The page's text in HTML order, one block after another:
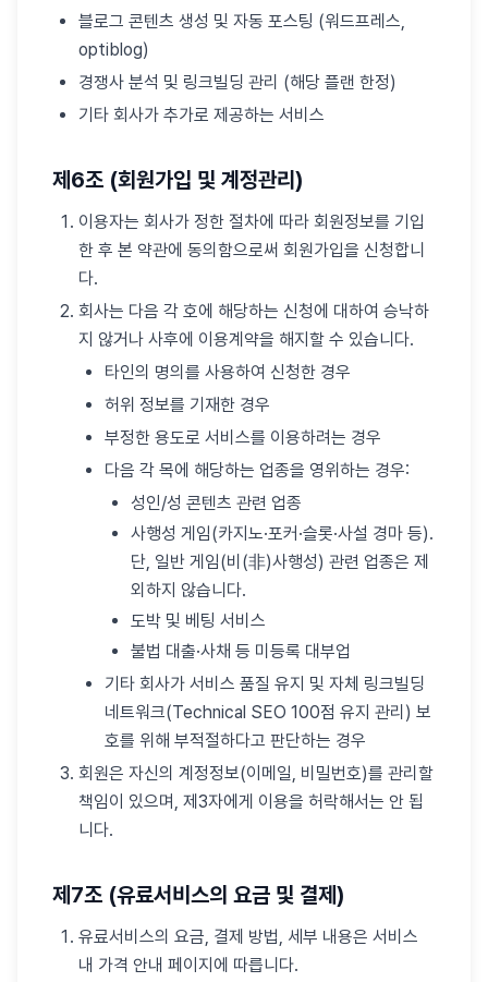
블로그 콘텐츠 생성 및 자동 포스팅 (워드프레스,
optiblog)
경쟁사 분석 및 링크빌딩 관리 (해당 플랜 한정)
기타 회사가 추가로 제공하는 서비스
제6조 (회원가입 및 계정관리)
이용자는 회사가 정한 절차에 따라 회원정보를 기입
한 후 본 약관에 동의함으로써 회원가입을 신청합니
다.
회사는 다음 각 호에 해당하는 신청에 대하여 승낙하
지 않거나 사후에 이용계약을 해지할 수 있습니다.
타인의 명의를 사용하여 신청한 경우
허위 정보를 기재한 경우
부정한 용도로 서비스를 이용하려는 경우
다음 각 목에 해당하는 업종을 영위하는 경우:
성인/성 콘텐츠 관련 업종
사행성 게임(카지노·포커·슬롯·사설 경마 등).
단, 일반 게임(비(非)사행성) 관련 업종은 제
외하지 않습니다.
도박 및 베팅 서비스
불법 대출·사채 등 미등록 대부업
기타 회사가 서비스 품질 유지 및 자체 링크빌딩
네트워크(Technical SEO 100점 유지 관리) 보
호를 위해 부적절하다고 판단하는 경우
회원은 자신의 계정정보(이메일, 비밀번호)를 관리할
책임이 있으며, 제3자에게 이용을 허락해서는 안 됩
니다.
제7조 (유료서비스의 요금 및 결제)
유료서비스의 요금, 결제 방법, 세부 내용은 서비스
내 가격 안내 페이지에 따릅니다.